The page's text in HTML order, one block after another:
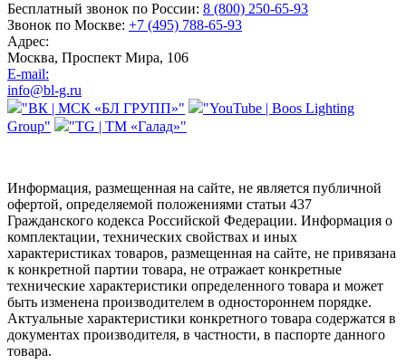
Бесплатный звонок по России: 8 (800) 250-65-93
Звонок по Москве: +7 (495) 788-65-93
Адрес:
Москва, Проспект Мира, 106
E-mail:
info@bl-g.ru
"ВК | МСК «БЛ ГРУПП»"
"YouTube | Boos Lighting
Group"
"TG | ТМ «Галад»"
Информация, размещенная на сайте, не является публичной
офертой, определяемой положениями статьи 437
Гражданского кодекса Российской Федерации. Информация о
комплектации, технических свойствах и иных
характеристиках товаров, размещенная на сайте, не привязана
к конкретной партии товара, не отражает конкретные
технические характеристики определенного товара и может
быть изменена производителем в одностороннем порядке.
Актуальные характеристики конкретного товара содержатся в
документах производителя, в частности, в паспорте данного
товара.